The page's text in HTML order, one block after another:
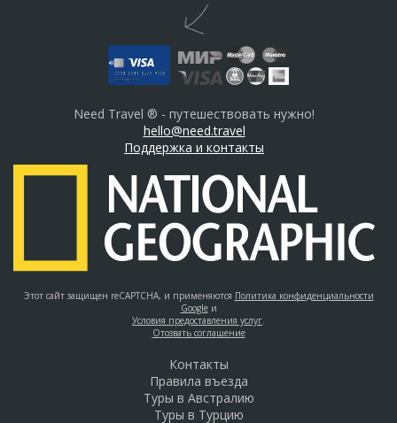
Need Travel ® - путешествовать нужно!
hello@need.travel
Поддержка и контакты
Этот сайт защищен reCAPTCHA, и применяются Политика конфиденциальности
Googleи
Условия предоставления услуг.
Отозвать соглашение
Контакты
Правила въезда
Туры в Австралию
Туры в Турцию